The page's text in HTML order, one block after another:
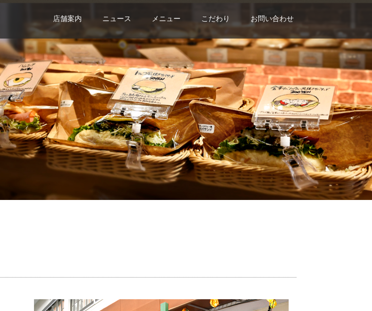
店舗案内 ニュース メニュー こだわり お問い合わせ